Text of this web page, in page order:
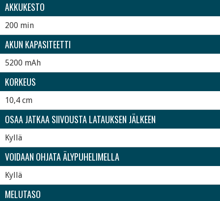
AKKUKESTO
200 min
AKUN KAPASITEETTI
5200 mAh
KORKEUS
10,4 cm
OSAA JATKAA SIIVOUSTA LATAUKSEN JÄLKEEN
Kyllä
VOIDAAN OHJATA ÄLYPUHELIMELLA
Kyllä
MELUTASO